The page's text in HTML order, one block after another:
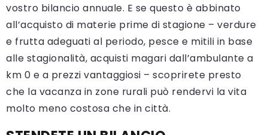
vostro bilancio annuale. E se questo è abbinato
all’acquisto di materie prime di stagione – verdure
e frutta adeguati al periodo, pesce e mitili in base
alle stagionalità, acquisti magari dall’ambulante a
km 0 e a prezzi vantaggiosi – scoprirete presto
che la vacanza in zone rurali può rendervi la vita
molto meno costosa che in città.